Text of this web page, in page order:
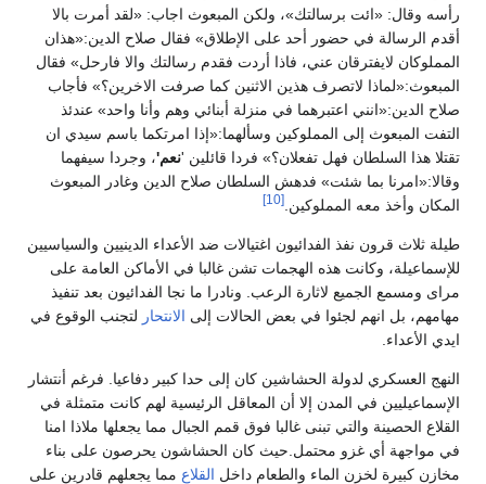
وقال: «ائت برسالتك»، ولكن المبعوث اجاب: «لقد أمرت بالا
الرسالة في حضور أحد على الإطلاق» فقال صلاح الدين:«هذان
لايفترقان عني، فاذا أردت فقدم رسالتك والا فارحل» فقال
لاتصرف هذين الاثنين كما صرفت الاخرين؟» فأجاب
الدين:«انني اعتبرهما في منزلة أبنائي وهم وأنا واحد» عندئذ
المبعوث إلى المملوكين وسألهما:«إذا امرتكما باسم سيدي ان
هذا السلطان فهل تفعلان؟» فردا قائلين 'نعم' ، وجردا سيفهما
بما شئت» فدهش السلطان صلاح الدين وغادر المبعوث
وأخذ معه المملوكين.[10]
ثلاث قرون نفذ الفدائيون اغتيالات ضد الأعداء الدينيين والسياسيين
وكانت هذه الهجمات تشن غالبا في الأماكن العامة على
ومسمع الجميع لاثارة الرعب. ونادرا ما نجا الفدائيون بعد تنفيذ
بل انهم لجئوا في بعض الحالات إلى الانتحارلتجنب الوقوع في
الأعداء.
العسكري لدولة الحشاشين كان إلى حدا كبير دفاعيا. فرغم أنتشار
في المدن إلا أن المعاقل الرئيسية لهم كانت متمثلة في
الحصينة والتي تبنى غالبا فوق قمم الجبال مما يجعلها ملاذا امنا
مواجهة أي غزو محتمل.حيث كان الحشاشون يحرصون على بناء
كبيرة لخزن الماء والطعام داخلالقلاعمما يجعلهم قادرين على